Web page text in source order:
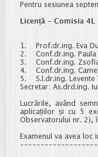
Pentru sesiunea
Licență - Comisia 4L
1. Prof.dr.ing. Eva
2. Conf.dr.ing. Paula
3. Conf.dr.ing.
4. Conf.dr.ing.
5. S.l.dr.ing. Levente
Secretar: As.drd.ing.
Lucrările, având
aplicațiilor și cu 5
Observatorului nr. 2),
Examenul va avea